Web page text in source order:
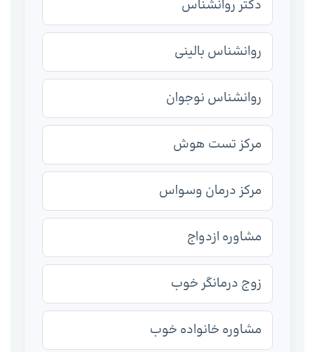
دکتر روانشناس
روانشناس بالینی
روانشناس نوجوان
مرکز تست هوش
مرکز درمان وسواس
مشاوره ازدواج
زوج درمانگر خوب
مشاوره خانواده خوب